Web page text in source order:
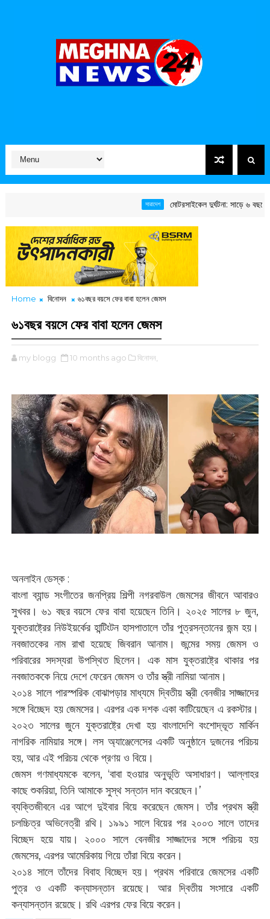
মোটরসাইকেল দুর্ঘটনা: সাড়ে ৬ বছরে ১৫
Home বিনোদন ৬১বছর বয়সে ফের বাবা হলেন জেমস
৬১বছর বয়সে ফের বাবা হলেন জেমস
my blogg 10 months ago বিনোদন,
অনলাইন ডেস্ক :
বাংলা ব্যান্ড সংগীতের জনপ্রিয় শিল্পী নগরবাউল জেমসের জীবনে আবারও
সুখবর। ৬১ বছর বয়সে ফের বাবা হয়েছেন তিনি। ২০২৫ সালের ৮ জুন,
যুক্তরাষ্ট্রের নিউইয়র্কের হান্টিংটন হাসপাতালে তাঁর পুত্রসন্তানের জন্ম হয়।
নবজাতকের নাম রাখা হয়েছে জিবরান আনাম। জন্মের সময় জেমস ও
পরিবারের সদস্যরা উপস্থিত ছিলেন। এক মাস যুক্তরাষ্ট্রে থাকার পর
নবজাতককে নিয়ে দেশে ফেরেন জেমস ও তাঁর স্ত্রী নামিয়া আনাম।
২০১৪ সালে পারস্পরিক বোঝাপড়ার মাধ্যমে দ্বিতীয় স্ত্রী বেনজীর সাজ্জাদের
সঙ্গে বিচ্ছেদ হয় জেমসের। এরপর এক দশক একা কাটিয়েছেন এ রকস্টার।
২০২৩ সালের জুনে যুক্তরাষ্ট্রে দেখা হয় বাংলাদেশি বংশোদ্ভূত মার্কিন
নাগরিক নামিয়ার সঙ্গে। লস অ্যাঞ্জেলেসের একটি অনুষ্ঠানে দুজনের পরিচয়
হয়, আর এই পরিচয় থেকে প্রণয় ও বিয়ে।
জেমস গণমাধ্যমকে বলেন, ‘বাবা হওয়ার অনুভূতি অসাধারণ। আল্লাহর
কাছে শুকরিয়া, তিনি আমাকে সুস্থ সন্তান দান করেছেন।’
ব্যক্তিজীবনে এর আগে দুইবার বিয়ে করেছেন জেমস। তাঁর প্রথম স্ত্রী
চলচ্চিত্র অভিনেত্রী রথি। ১৯৯১ সালে বিয়ের পর ২০০৩ সালে তাদের
বিচ্ছেদ হয়ে যায়। ২০০০ সালে বেনজীর সাজ্জাদের সঙ্গে পরিচয় হয়
জেমসের, এরপর আমেরিকায় গিয়ে তাঁরা বিয়ে করেন।
২০১৪ সালে তাঁদের বিবাহ বিচ্ছেদ হয়। প্রথম পরিবারে জেমসের একটি
পুত্র ও একটি কন্যাসন্তান রয়েছে। আর দ্বিতীয় সংসারে একটি
কন্যাসন্তান রয়েছে। রথি এরপর ফের বিয়ে করেন।